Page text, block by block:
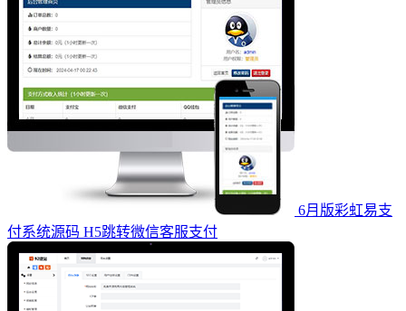
6月版彩虹易支
付系统源码 H5跳转微信客服支付